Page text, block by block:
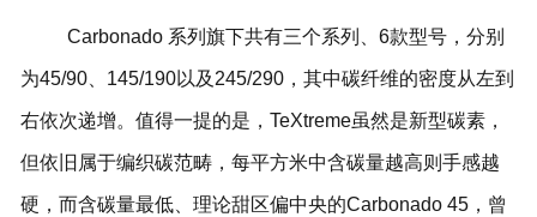
Carbonado 系列旗下共有三个系列、6款型号，分别
为45/90、145/190以及245/290，其中碳纤维的密度从左到
右依次递增。值得一提的是，TeXtreme虽然是新型碳素，
但依旧属于编织碳范畴，每平方米中含碳量越高则手感越
硬，而含碳量最低、理论甜区偏中央的Carbonado 45，曾